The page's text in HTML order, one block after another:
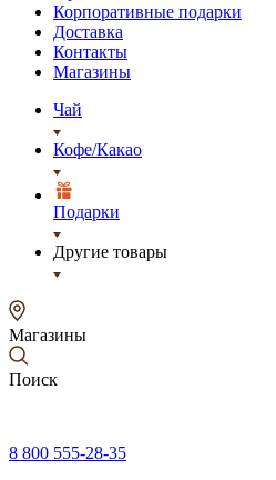
Корпоративные подарки
Доставка
Контакты
Магазины
Чай
Кофе/Какао
Подарки
Другие товары
Магазины
Поиск
8 800 555-28-35